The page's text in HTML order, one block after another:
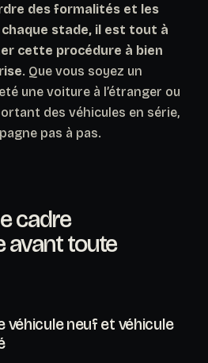
des formalités et les
stade, il est tout à
cette procédure à bien
. Que vous soyez un
une voiture à l’étranger ou
des véhicules en série,
pas à pas.
cadre
avant toute
neuf et véhicule